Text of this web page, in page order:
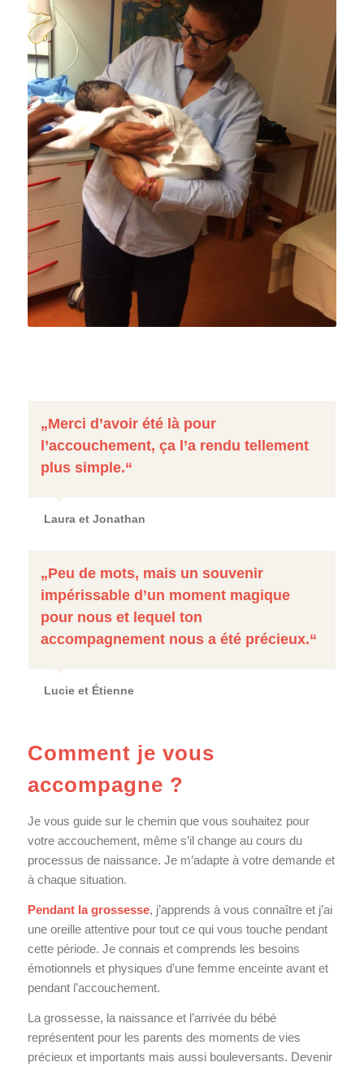
„Merci d’avoir été là pour
l’accouchement, ça l’a rendu tellement
plus simple.“
Laura et Jonathan
„Peu de mots, mais un souvenir
impérissable d’un moment magique
pour nous et lequel ton
accompagnement nous a été précieux.“
Lucie et Étienne
Comment je vous
accompagne ?
Je vous guide sur le chemin que vous souhaitez pour
votre accouchement, même s’il change au cours du
processus de naissance. Je m’adapte à votre demande et
à chaque situation.
Pendant la grossesse, j’apprends à vous connaître et j’ai
une oreille attentive pour tout ce qui vous touche pendant
cette période. Je connais et comprends les besoins
émotionnels et physiques d’une femme enceinte avant et
pendant l’accouchement.
La grossesse, la naissance et l’arrivée du bébé
représentent pour les parents des moments de vies
précieux et importants mais aussi bouleversants. Devenir